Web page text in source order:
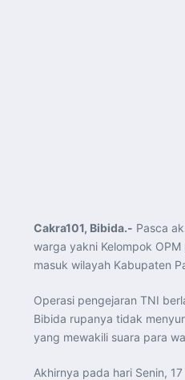
Cakra101, Bibida.- Pasca
warga yakni Kelompok
masuk wilayah Kabupaten
Operasi pengejaran TNI
Bibida rupanya tidak
yang mewakili suara para
Akhirnya pada hari Senin,